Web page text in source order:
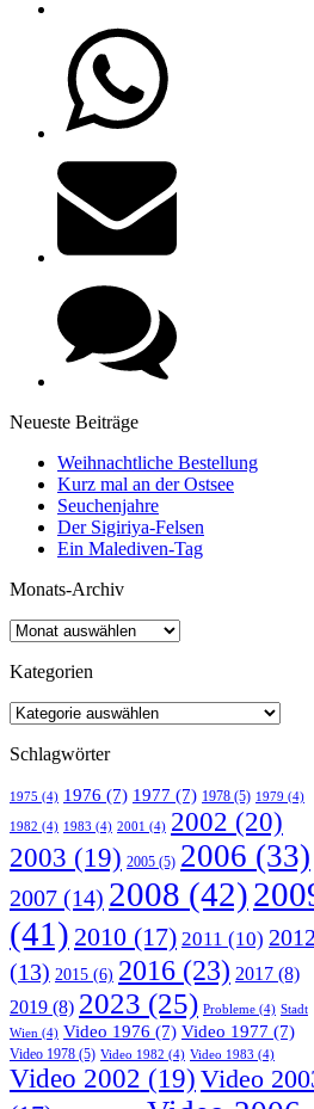
Neueste Beiträge
Weihnachtliche Bestellung
Kurz mal an der Ostsee
Seuchenjahre
Der Sigiriya-Felsen
Ein Malediven-Tag
Monats-Archiv
Kategorien
Schlagwörter
1975 (4) 1976 (7) 1977 (7) 1978 (5) 1979 (4)
1982 (4) 1983 (4) 2001 (4) 2002 (20)
2003 (19) 2005 (5) 2006 (33)
2007 (14) 2008 (42)
(41) 2010 (17) 2011 (10) 2012
(13) 2015 (6) 2016 (23) 2017 (8)
2019 (8) 2023 (25) Probleme (4) Stadt
Wien (4) Video 1976 (7) Video 1977 (7)
Video 1978 (5) Video 1982 (4) Video 1983 (4)
Video 2002 (19) Video